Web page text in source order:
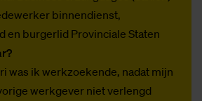
binnendienst,
en burgerlid Provinciale Staten
was ik werkzoekende, nadat mijn
werkgever niet verlengd